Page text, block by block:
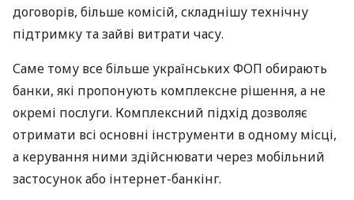
договорів, більше комісій, складнішу технічну
підтримку та зайві витрати часу.
Саме тому все більше українських ФОП обирають
банки, які пропонують комплексне рішення, а не
окремі послуги. Комплексний підхід дозволяє
отримати всі основні інструменти в одному місці,
а керування ними здійснювати через мобільний
застосунок або інтернет-банкінг.